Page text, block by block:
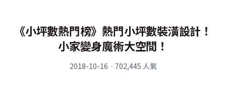
《小坪數熱門榜》熱門小坪數裝潢設計！
小家變身魔術大空間！
2018-10-16 · 702,445 人氣